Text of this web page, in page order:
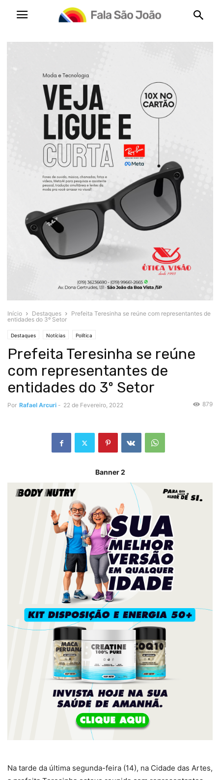
Início Destaques
Prefeita Teresinha se reúne com representantes de
entidades do 3º Setor
Destaques Notícias Política
Prefeita Teresinha se reúne
com representantes de
entidades do 3º Setor
Por Rafael Arcuri - 22 de Fevereiro, 2022 879
Banner 2
Na tarde da última segunda-feira (14), na Cidade das Artes,